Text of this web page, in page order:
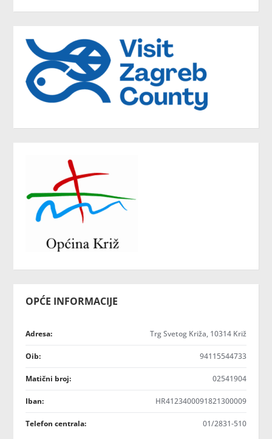
OPĆE INFORMACIJE
Adresa: Trg Svetog Križa, 10314 Križ
Oib: 94115544733
Matični broj: 02541904
Iban: HR4123400091821300009
Telefon centrala: 01/2831-510